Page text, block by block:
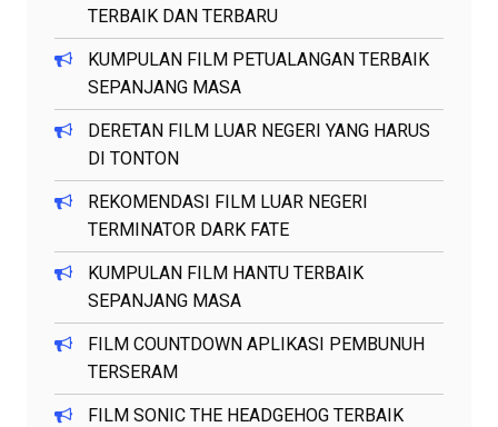
TERBAIK DAN TERBARU
KUMPULAN FILM PETUALANGAN TERBAIK
SEPANJANG MASA
DERETAN FILM LUAR NEGERI YANG HARUS
DI TONTON
REKOMENDASI FILM LUAR NEGERI
TERMINATOR DARK FATE
KUMPULAN FILM HANTU TERBAIK
SEPANJANG MASA
FILM COUNTDOWN APLIKASI PEMBUNUH
TERSERAM
FILM SONIC THE HEADGEHOG TERBAIK